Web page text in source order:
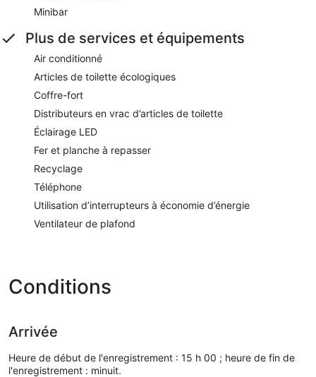
Minibar
Plus de services et équipements
Air conditionné
Articles de toilette écologiques
Coffre-fort
Distributeurs en vrac d’articles de toilette
Éclairage LED
Fer et planche à repasser
Recyclage
Téléphone
Utilisation d’interrupteurs à économie d’énergie
Ventilateur de plafond
Conditions
Arrivée
Heure de début de l'enregistrement : 15 h 00 ; heure de fin de
l'enregistrement : minuit.